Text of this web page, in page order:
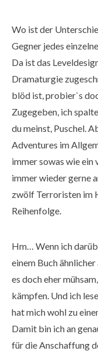
Wo ist der
Gegner jedes
Da ist das
Dramaturgie
blöd ist, probier`s
Zugegeben, ich
du meinst, Puschel.
Adventures im
immer sowas wie ein
immer wieder gerne
zwölf Terroristen im
Reihenfolge.
Hm… Wenn ich
einem Buch
es doch eher
kämpfen. Und ich
hat mich wohl zu
Damit bin ich an
für die Anschaffung